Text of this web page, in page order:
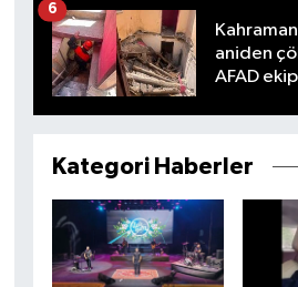
aniden
AFAD
6
Kategori Haberler